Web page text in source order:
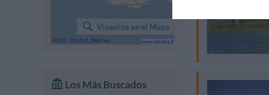
Visualiza en el Mapa
Los Más Buscados